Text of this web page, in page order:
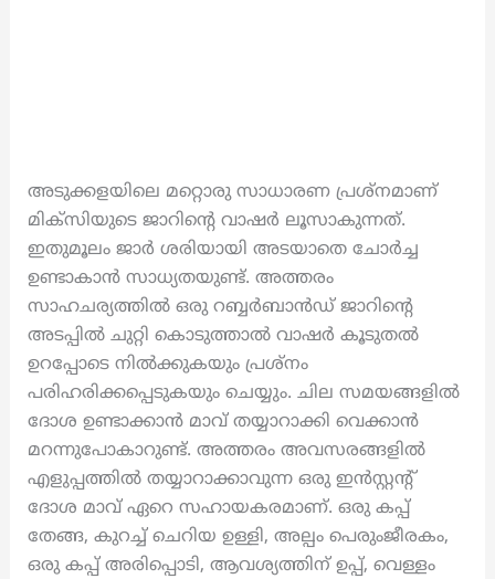
അടുക്കളയിലെ മറ്റൊരു സാധാരണ പ്രശ്നമാണ്
മിക്സിയുടെ ജാറിന്റെ വാഷർ ലൂസാകുന്നത്.
ഇതുമൂലം ജാർ ശരിയായി അടയാതെ ചോർച്ച
ഉണ്ടാകാൻ സാധ്യതയുണ്ട്. അത്തരം
സാഹചര്യത്തിൽ ഒരു റബ്ബർബാൻഡ് ജാറിന്റെ
അടപ്പിൽ ചുറ്റി കൊടുത്താൽ വാഷർ കൂടുതൽ
ഉറപ്പോടെ നിൽക്കുകയും പ്രശ്നം
പരിഹരിക്കപ്പെടുകയും ചെയ്യും. ചില സമയങ്ങളിൽ
ദോശ ഉണ്ടാക്കാൻ മാവ് തയ്യാറാക്കി വെക്കാൻ
മറന്നുപോകാറുണ്ട്. അത്തരം അവസരങ്ങളിൽ
എളുപ്പത്തിൽ തയ്യാറാക്കാവുന്ന ഒരു ഇൻസ്റ്റന്റ്
ദോശ മാവ് ഏറെ സഹായകരമാണ്. ഒരു കപ്പ്
തേങ്ങ, കുറച്ച് ചെറിയ ഉള്ളി, അല്പം പെരുംജീരകം,
ഒരു കപ്പ് അരിപ്പൊടി, ആവശ്യത്തിന് ഉപ്പ്, വെള്ളം